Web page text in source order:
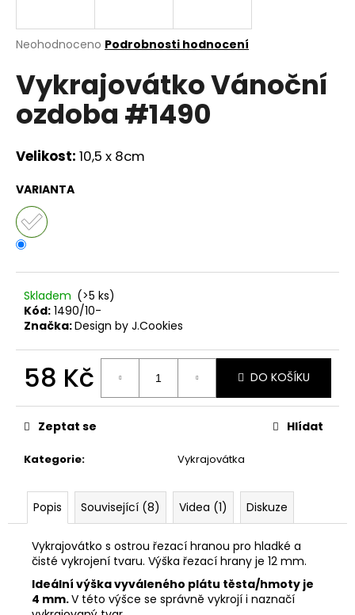
Průměrné
produktu
je
z
hvězdiček.
Neohodnoceno Podrobnosti hodnocení
Vykrajovátko Vánoční
ozdoba #1490
Velikost: 10,5 x 8cm
VARIANTA
Skladem (>5 ks)
Kód: 1490/10-
Značka:Design by J.Cookies
58 Kč
cena:
DO KOŠÍKU
Kategorie: Vykrajovátka
Zeptat se Hlídat
Popis Související (8) Videa (1) Diskuze
Vykrajovátko s ostrou řezací hranou pro hladké a
čisté vykrojení tvaru. Výška řezací hrany je 12 mm.
Ideální výška vyváleného plátu těsta/hmoty je
4 mm.V této výšce se správně vykrojí i naznačí
j
t
?
D
o
p
o
č
e
m
33001
ZDOBÍCÍ
SÁČEK